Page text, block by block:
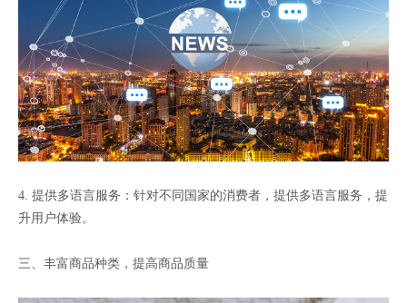
4. 提供多语言服务：针对不同国家的消费者，提供多语言服务，提
升用户体验。
三、丰富商品种类，提高商品质量